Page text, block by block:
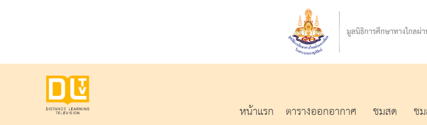
หน้าแรก ตารางออกอากาศ ชมสด ช